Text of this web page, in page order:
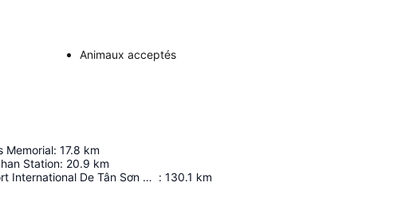
Animaux acceptés
Memorial: 17.8 km
Station: 20.9 km
Aéroport International De Tân Sơn Nhất : 130.1 km